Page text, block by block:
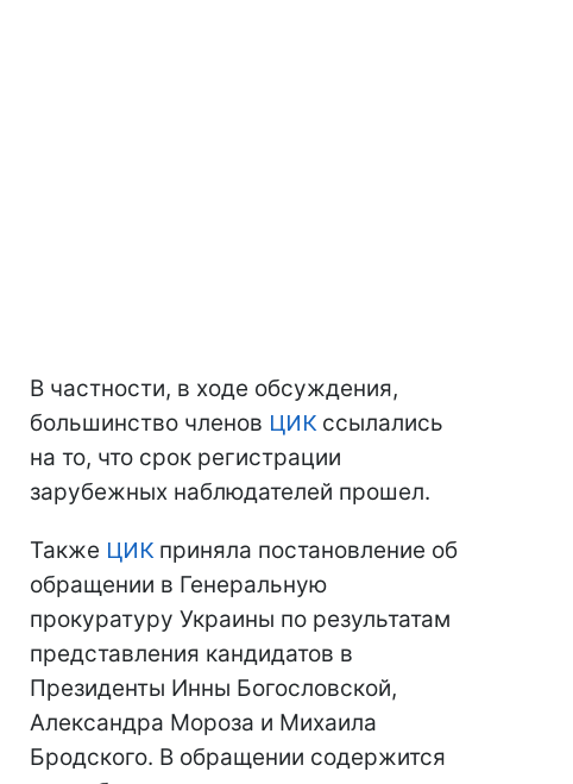
В частности, в ходе обсуждения,
большинство членов ЦИКссылались
на то, что срок регистрации
зарубежных наблюдателей прошел.
Также ЦИКприняла постановление об
обращении в Генеральную
прокуратуру Украины по результатам
представления кандидатов в
Президенты Инны Богословской,
Александра Мороза и Михаила
Бродского. В обращении содержится